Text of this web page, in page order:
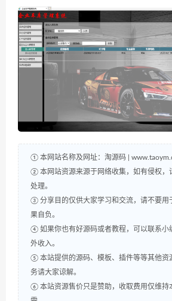
① 本网站名称及网址：淘源码 |
② 本网站资源来源于网络收集，如有侵权，
处理。
③ 分享目的仅供大家学习和交流，请不要用
果自负。
④ 如果你也有好源码或者教程，可以联系小
外收入。
⑤ 本站提供的源码、模板、插件等等其他资
务请大家谅解。
⑥ 本站资源售价只是赞助，收取费用仅维持